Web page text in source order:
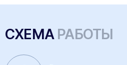
СХЕМА РАБОТЫ